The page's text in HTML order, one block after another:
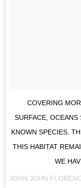
COVERING
SURFACE,
KNOWN SPECIES.
THIS HABITAT
WE
JOHN JOHN